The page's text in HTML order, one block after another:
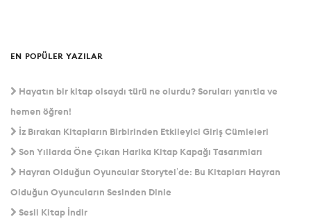
EN POPÜLER YAZILAR
Hayatın bir kitap olsaydı türü ne olurdu? Soruları yanıtla ve
hemen öğren!
İz Bırakan Kitapların Birbirinden Etkileyici Giriş Cümleleri
Son Yıllarda Öne Çıkan Harika Kitap Kapağı Tasarımları
Hayran Olduğun Oyuncular Storytel’de: Bu Kitapları Hayran
Olduğun Oyuncuların Sesinden Dinle
Sesli Kitap İndir